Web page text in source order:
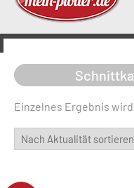
>
Einzelnes Ergebnis